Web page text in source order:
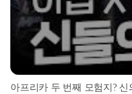
아프리카 두 번째 모험지? 신